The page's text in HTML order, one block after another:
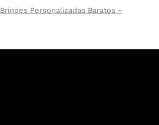
Brindes Personalizadas Baratos